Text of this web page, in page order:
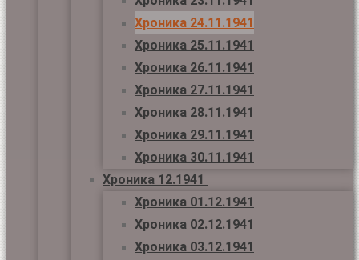
Хроника 24.11.1941
Хроника 25.11.1941
Хроника 26.11.1941
Хроника 27.11.1941
Хроника 28.11.1941
Хроника 29.11.1941
Хроника 30.11.1941
Хроника 12.1941
Хроника 01.12.1941
Хроника 02.12.1941
Хроника 03.12.1941